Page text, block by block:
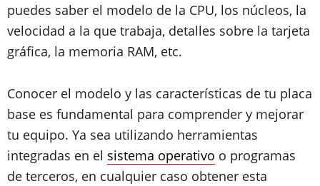
puedes saber el modelo de la CPU, los núcleos, la
velocidad a la que trabaja, detalles sobre la tarjeta
gráfica, la memoria RAM, etc.
Conocer el modelo y las características de tu placa
base es fundamental para comprender y mejorar
tu equipo. Ya sea utilizando herramientas
integradas en el sistema operativo o programas
de terceros, en cualquier caso obtener esta